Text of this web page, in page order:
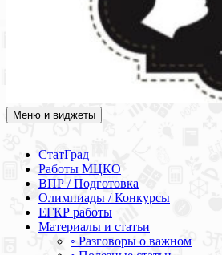
Академия СОВА
Подготовка к ЕГЭ, ОГЭ, ВПР, МЦКО,
Меню и виджеты
СтатГрад
Работы МЦКО
ВПР / Подготовка
Олимпиады / Конкурсы
ЕГКР работы
Материалы и статьи
◦ Разговоры о важном